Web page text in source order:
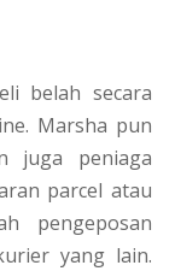
belah secara
Marsha pun
juga peniaga
parcel atau
pengeposan
yang lain.